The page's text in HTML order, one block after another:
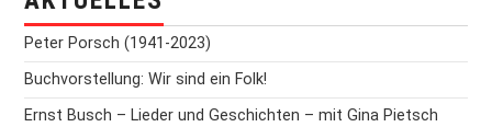
Peter Porsch (1941-2023)
Buchvorstellung: Wir sind ein Folk!
Ernst Busch – Lieder und Geschichten – mit Gina Pietsch